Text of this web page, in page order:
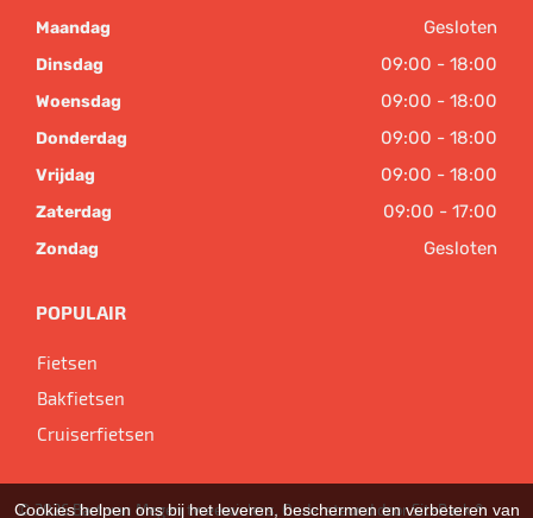
Maandag Gesloten
Dinsdag 09:00 - 18:00
Woensdag 09:00 - 18:00
Donderdag 09:00 - 18:00
Vrijdag 09:00 - 18:00
Zaterdag 09:00 - 17:00
Zondag Gesloten
POPULAIR
Fietsen
Bakfietsen
Cruiserfietsen
© 2026 Bart van Megen tweewielers. Ondersteund doorSitePack ®
Cookies helpen ons bij het leveren, beschermen en verbeteren van